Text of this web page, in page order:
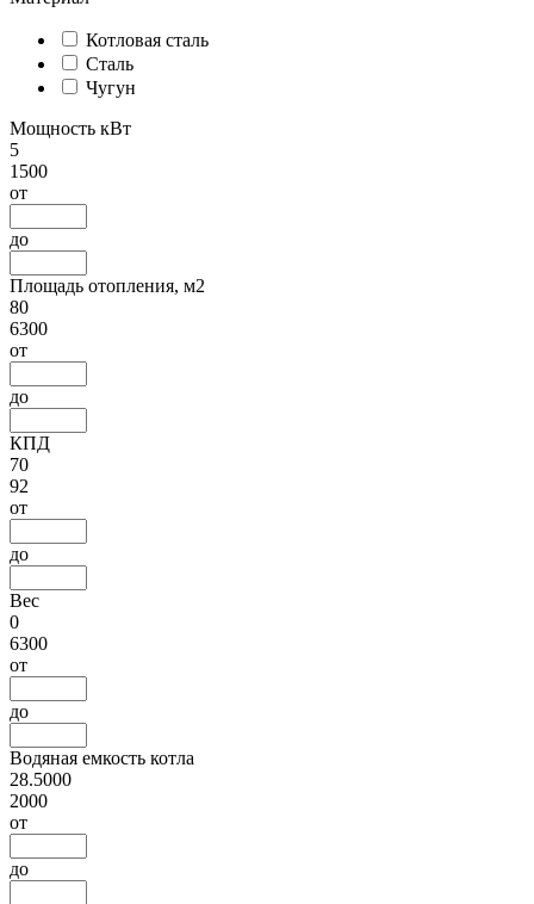
Котловая сталь
Сталь
Чугун
Мощность кВт
5
1500
от
до
Площадь отопления, м2
80
6300
от
до
КПД
70
92
от
до
Вес
0
6300
от
до
Водяная емкость котла
28.5000
2000
от
до